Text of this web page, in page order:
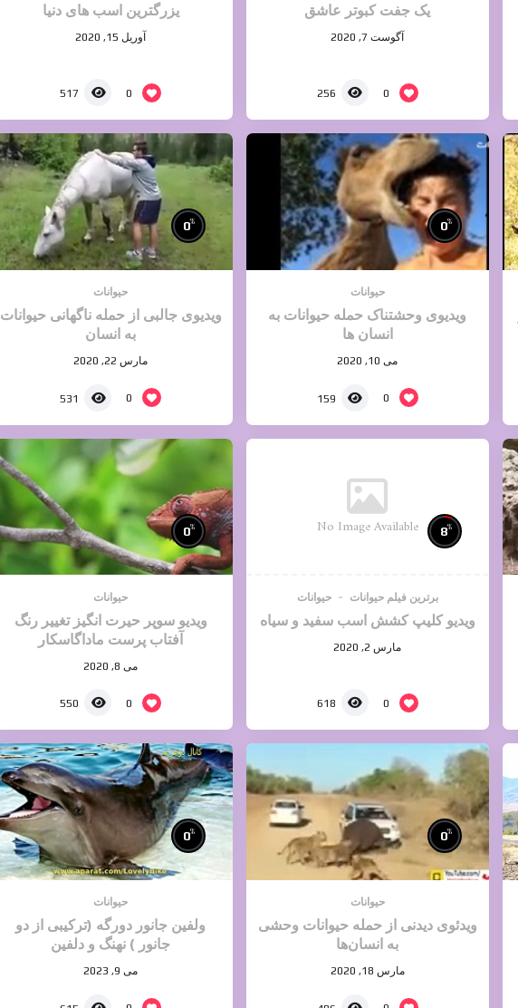
یک جفت کبوتر عاشق
آگوست 7, 2020
0
256
یزرگترین اسب های دنیا
آوریل 15, 2020
0
517
0%
حیوانات
ویدیوی وحشتناک حمله حیوانات به
انسان ها
می 10, 2020
0
159
0%
حیوانات
ویدیوی جالبی از حمله ناگهانی حیوانات
به انسان
مارس 22, 2020
0
531
No Image Available 8%
برترین فیلم حیوانات حیوانات
ویدیو کلیپ کشش اسب سفید و سیاه
مارس 2, 2020
0
618
0%
حیوانات
ویدیو سوپر حیرت انگیز تغییر رنگ
آفتاب پرست ماداگاسکار
می 8, 2020
0
550
0%
حیوانات
ویدئوی دیدنی از حمله حیوانات وحشی
به انسان‌ها
مارس 18, 2020
0%
حیوانات
ولفین جانور دورگه (ترکیبی از دو
جانور ) نهنگ و دلفین
می 9, 2023